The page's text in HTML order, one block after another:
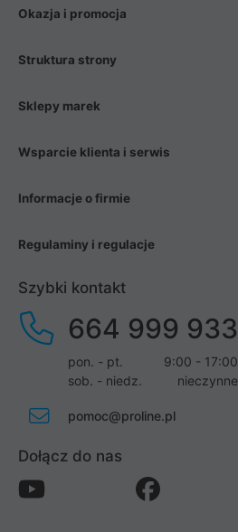
Okazja i promocja
Struktura strony
Sklepy marek
Wsparcie klienta i serwis
Informacje o firmie
Regulaminy i regulacje
Szybki kontakt
664 999 933
pon. - pt.
9:00 - 17:00
sob. - niedz.
nieczynne
pomoc@proline.pl
Dołącz do nas